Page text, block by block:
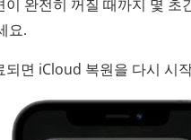
이 완전히 꺼질 때까지 몇 초
요.
되면 iCloud 복원을 다시 시